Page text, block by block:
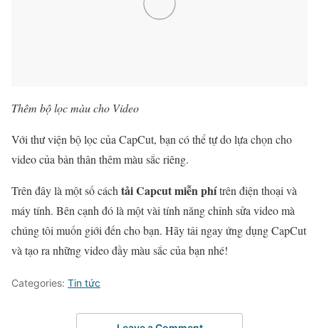
Thêm bộ lọc màu cho Video
Với thư viện bộ lọc của CapCut, bạn có thể tự do lựa chọn cho
video của bản thân thêm màu sắc riêng.
Trên đây là một số cáchtải Capcut miễn phítrên điện thoại và
máy tính. Bên cạnh đó là một vài tính năng chỉnh sửa video mà
chúng tôi muốn giới đến cho bạn. Hãy tải ngay ứng dụng CapCut
và tạo ra những video đầy màu sắc của bạn nhé!
Categories: Tin tức